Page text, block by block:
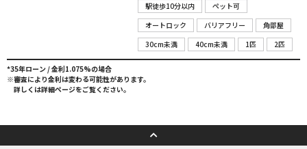
駅徒歩10分以内
ペット可
オートロック
バリアフリー
角部屋
30cm未満
40cm未満 1匹 2匹
*35年ローン / 金利1.075%の場合
※審査により金利は変わる可能性があります。
詳しくは詳細ページをご覧ください。